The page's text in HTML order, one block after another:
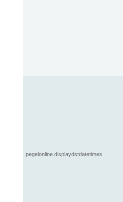
pegelonline.displaydstdatetimes